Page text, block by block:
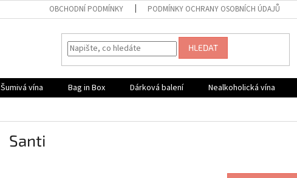
OBCHODNÍ PODMÍNKY PODMÍNKY OCHRANY OSOBNÍCH ÚDAJŮ
HLEDAT
Šumivá vína Bag in Box Dárková balení Nealkoholická vína
Santi